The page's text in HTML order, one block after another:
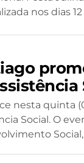
nos dias
nesta quinta
Social. O